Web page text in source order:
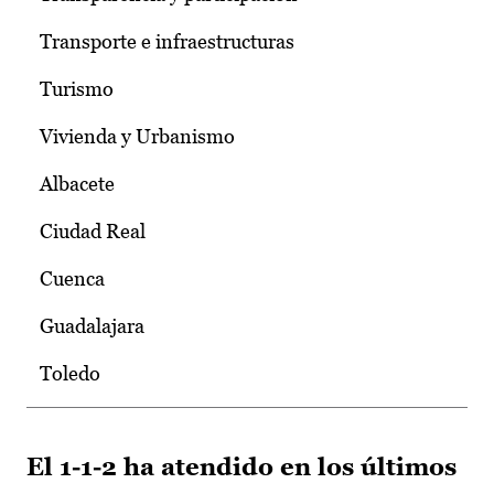
Transporte e infraestructuras
Turismo
Vivienda y Urbanismo
Albacete
Ciudad Real
Cuenca
Guadalajara
Toledo
El 1-1-2 ha atendido en los últimos